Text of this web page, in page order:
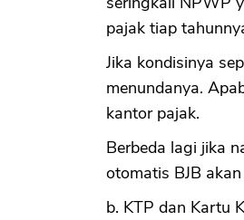
pajak tiap
Jika kondisinya
menundanya.
kantor pajak.
Berbeda lagi jika
otomatis BJB
b. KTP dan Kartu